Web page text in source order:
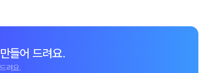
들어 드려요.
려요.